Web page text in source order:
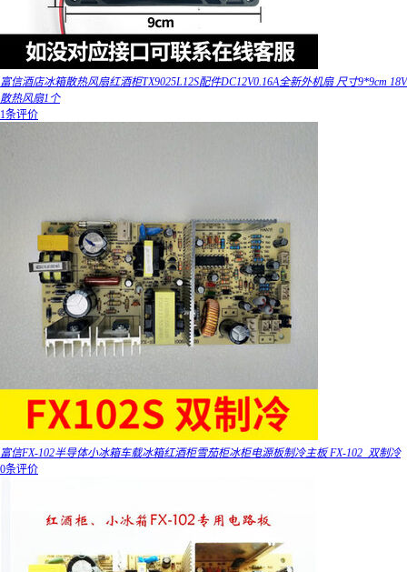
富信酒店冰箱散热风扇红酒柜TX9025L12S配件DC12V0.16A全新外机扇 尺寸9*9cm 18V
散热风扇1个
1条评价
富信FX-102半导体小冰箱车载冰箱红酒柜雪茄柜冰柜电源板制冷主板 FX-102_双制冷
0条评价